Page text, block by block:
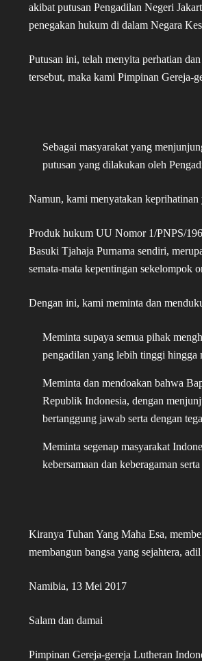
akibat putusan Pengadilan Negeri
penegakan hukum di dalam Negara
Putusan ini, telah menyita perhatian
tersebut, maka kami Pimpinan Gereja-
Sebagai masyarakat yang
putusan yang dilakukan oleh
Namun, kami menyatakan
Produk hukum UU Nomor 1/PNPS/
Basuki Tjahaja Purnama sendiri,
semata-mata kepentingan sekelompok
Dengan ini, kami meminta dan
Meminta supaya semua pihak
pengadilan yang lebih tinggi
Meminta dan mendoakan bahwa
Republik Indonesia, dengan
bertanggung jawab serta dengan
Meminta segenap masyarakat
kebersamaan dan keberagaman
Kiranya Tuhan Yang Maha Esa,
membangun bangsa yang sejahtera,
Namibia, 13 Mei 2017
Salam dan damai
Pimpinan Gereja-gereja Lutheran